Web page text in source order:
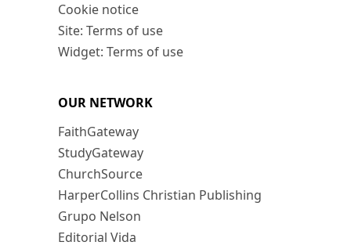
Cookie notice
Site: Terms of use
Widget: Terms of use
OUR NETWORK
FaithGateway
StudyGateway
ChurchSource
HarperCollins Christian Publishing
Grupo Nelson
Editorial Vida